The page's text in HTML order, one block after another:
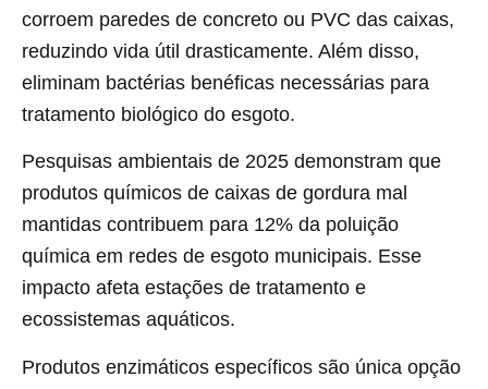
corroem paredes de concreto ou PVC das caixas,
reduzindo vida útil drasticamente. Além disso,
eliminam bactérias benéficas necessárias para
tratamento biológico do esgoto.
Pesquisas ambientais de 2025 demonstram que
produtos químicos de caixas de gordura mal
mantidas contribuem para 12% da poluição
química em redes de esgoto municipais. Esse
impacto afeta estações de tratamento e
ecossistemas aquáticos.
Produtos enzimáticos específicos são única opção